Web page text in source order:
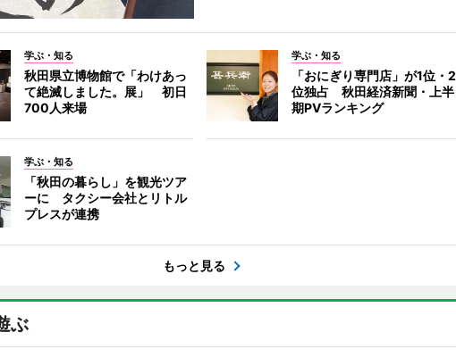
学ぶ・知る
秋田県立博物館で「わけあっ
て絶滅しました。展」 初日
700人来場
学ぶ・知る
「おにぎり専門店」が1位・2
位独占 秋田経済新聞・上半
期PVランキング
学ぶ・知る
「秋田の暮らし」を観光ツア
ーに タクシー会社とリトル
プレスが連携
もっと見る
ぶ